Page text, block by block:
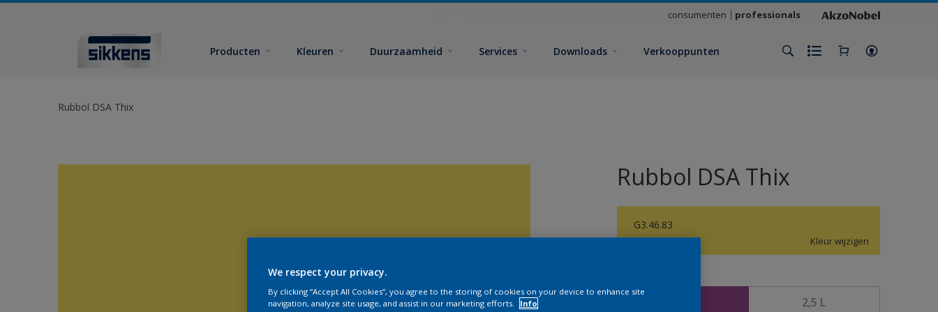
consumenten professionals
Producten Kleuren Duurzaamheid Services Downloads Verkooppunten
Rubbol DSA Thix
Rubbol DSA Thix
G3.46.83
Kleur wijzigen
2,5 L
We respect your privacy.
By clicking “Accept All Cookies”, you agree to the storing of cookies on your device to enhance site
navigation, analyze site usage, and assist in our marketing efforts.
Info